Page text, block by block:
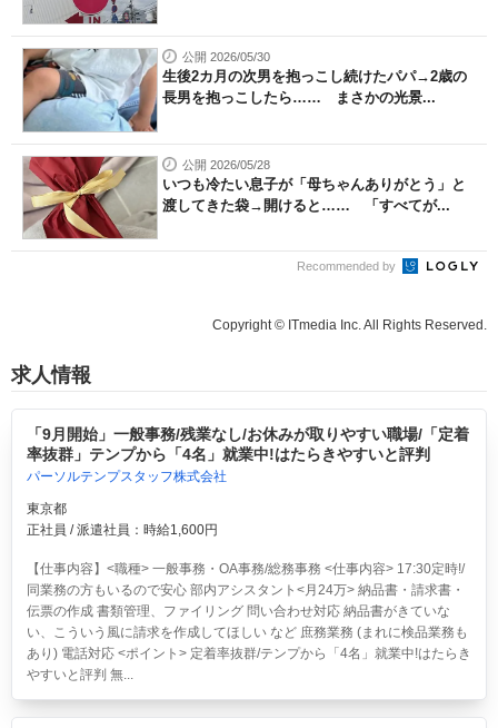
公開 2026/05/30
生後2カ月の次男を抱っこし続けたパパ→2歳の
長男を抱っこしたら…… まさかの光景...
公開 2026/05/28
いつも冷たい息子が「母ちゃんありがとう」と
渡してきた袋→開けると…… 「すべてが...
Recommended by
Copyright © ITmedia Inc. All Rights Reserved.
求人情報
「9月開始」一般事務/残業なし/お休みが取りやすい職場/「定着
率抜群」テンプから「4名」就業中!はたらきやすいと評判
パーソルテンプスタッフ株式会社
東京都
正社員 / 派遣社員：時給1,600円
【仕事内容】<職種> 一般事務・OA事務/総務事務 <仕事内容> 17:30定時!/
同業務の方もいるので安心 部内アシスタント<月24万> 納品書・請求書・
伝票の作成 書類管理、ファイリング 問い合わせ対応 納品書がきていな
い、こういう風に請求を作成してほしい など 庶務業務 (まれに検品業務も
あり) 電話対応 <ポイント> 定着率抜群/テンプから「4名」就業中!はたらき
やすいと評判 無...